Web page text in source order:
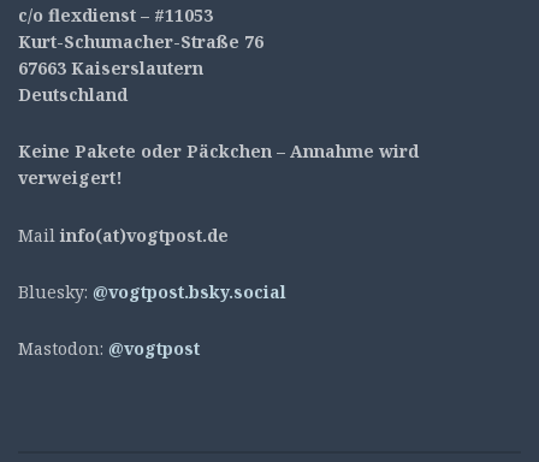
c/o flexdienst – #11053
Kurt-Schumacher-Straße 76
67663 Kaiserslautern
Deutschland
Keine Pakete oder Päckchen – Annahme wird
verweigert!
Mail info(at)vogtpost.de
Bluesky: @vogtpost.bsky.social
Mastodon: @vogtpost